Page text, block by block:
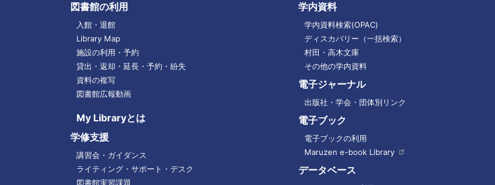
図書館の利用
入館・退館
Library Map
施設の利用・予約
貸出・返却・延長・予約・紛失
資料の複写
図書館広報動画
My Libraryとは
学修支援
講習会・ガイダンス
ライティング・サポート・デスク
図書館実習課題
学内資料
学内資料検索(OPAC)
ディスカバリー（一括検索）
村田・高木文庫
その他の学内資料
電子ジャーナル
出版社・学会・団体別リンク
電子ブック
電子ブックの利用
Maruzen e-book Library
データベース